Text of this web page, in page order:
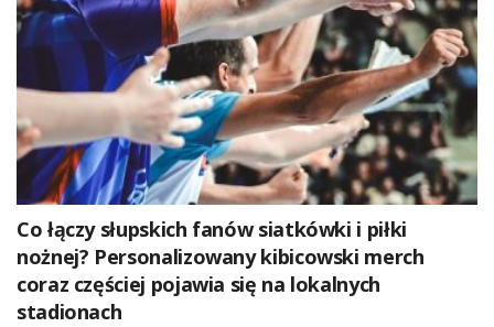
Co łączy słupskich fanów siatkówki i piłki
nożnej? Personalizowany kibicowski merch
coraz częściej pojawia się na lokalnych
stadionach